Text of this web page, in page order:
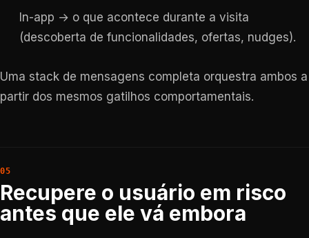
In-app → o que acontece durante a visita
(descoberta de funcionalidades, ofertas, nudges).
Uma stack de mensagens completa orquestra ambos a
partir dos mesmos gatilhos comportamentais.
Recupere o usuário em risco
antes que ele vá embora